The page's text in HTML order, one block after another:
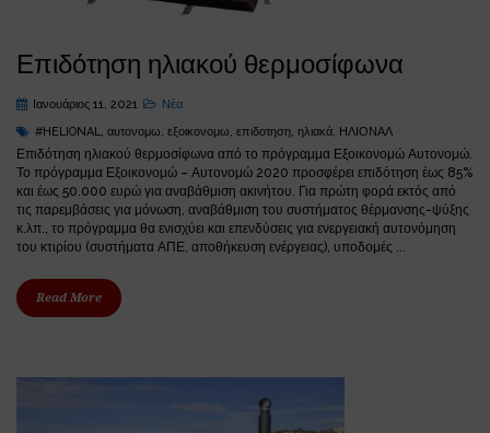
Επιδότηση ηλιακού θερμοσίφωνα
Ιανουάριος 11, 2021
Νέα
#HELIONAL, αυτονομω, εξοικονομω, επιδοτηση, ηλιακά, ΗΛΙΟΝΑΛ
Επιδότηση ηλιακού θερμοσίφωνα από το πρόγραμμα Εξοικονομώ Αυτονομώ.
Το πρόγραμμα Εξοικονομώ – Αυτονομώ 2020 προσφέρει επιδότηση έως 85%
και έως 50.000 ευρώ για αναβάθμιση ακινήτου. Για πρώτη φορά εκτός από
τις παρεμβάσεις για μόνωση, αναβάθμιση του συστήματος θέρμανσης-ψύξης
κ.λπ., το πρόγραμμα θα ενισχύει και επενδύσεις για ενεργειακή αυτονόμηση
του κτιρίου (συστήματα ΑΠΕ, αποθήκευση ενέργειας), υποδομές ...
Read More